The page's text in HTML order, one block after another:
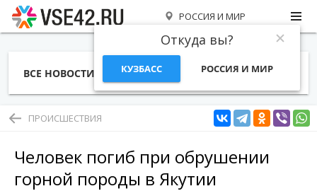
РОССИЯ И МИР
Откуда вы?
КУЗБАСС РОССИЯ И МИР
ВСЕ НОВОСТИ СТАТЬИ ТЕМЫ ФОТО
ПРОИСШЕСТВИЯ
Человек погиб при обрушении
горной породы в Якутии